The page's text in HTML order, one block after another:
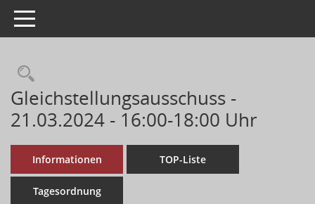
Toggle navigation
Gleichstellungsausschuss -
21.03.2024 - 16:00-18:00 Uhr
Informationen TOP-Liste
Tagesordnung